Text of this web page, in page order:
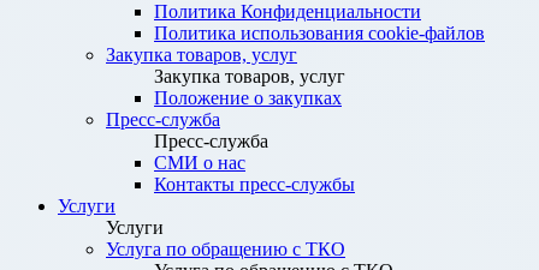
Политика Конфиденциальности
Политика использования cookie-файлов
Закупка товаров, услуг
Закупка товаров, услуг
Положение о закупках
Пресс-служба
Пресс-служба
СМИ о нас
Контакты пресс-службы
Услуги
Услуги
Услуга по обращению с ТКО